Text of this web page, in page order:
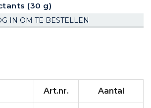
(30 g)
IN OM TE BESTELLEN
Art.nr. Aantal